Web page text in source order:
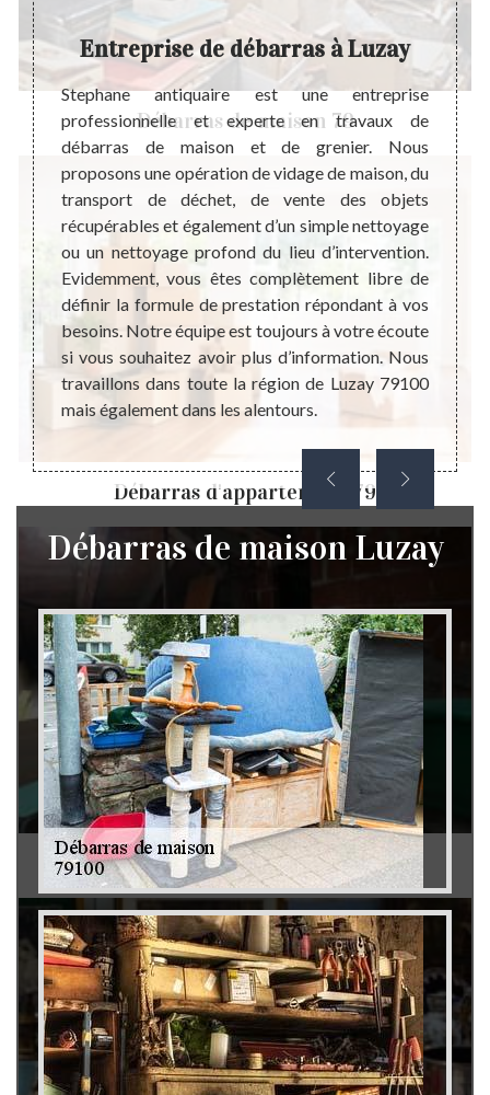
Débarras de maison 79
Débarras d'appartement 79
Débarras de grenier et cave 79
à un
ce
Et
un
à
au
Entreprise de débarras à Luzay
Stephane antiquaire est une entreprise
professionnelle et experte en travaux de
débarras de maison et de grenier. Nous
proposons une opération de vidage de maison, du
transport de déchet, de vente des objets
récupérables et également d’un simple nettoyage
ou un nettoyage profond du lieu d’intervention.
Evidemment, vous êtes complètement libre de
définir la formule de prestation répondant à vos
besoins. Notre équipe est toujours à votre écoute
si vous souhaitez avoir plus d’information. Nous
travaillons dans toute la région de Luzay 79100
mais également dans les alentours.
de
Débarras de maison Luzay